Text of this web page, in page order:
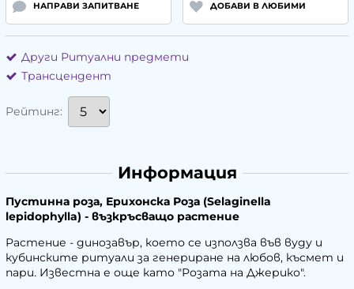
НАПРАВИ ЗАПИТВАНЕ ДОБАВИ В ЛЮБИМИ
Други Ритуални предмети
Трансцендент
Рейтинг:
Информация
Пустинна роза, Ерихонска Роза (Selaginella
lepidophylla) - възкръсващо растение
Растение - динозавър, което се използва във вуду и
кубинските ритуали за генериране на любов, късмет и
пари. Известна е още като "Розата на Джерико".